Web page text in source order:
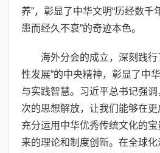
养”，彰显了中华文明“历经数千
患而经久不衰”的奇迹本色。
海外分会的成立，深刻践
性发展”的中央精神，彰显了中
与实践智慧。习近平总书记强调
次的思想解放，让我们能够在更
充分运用中华优秀传统文化的
来的理论和制度创新。在全球